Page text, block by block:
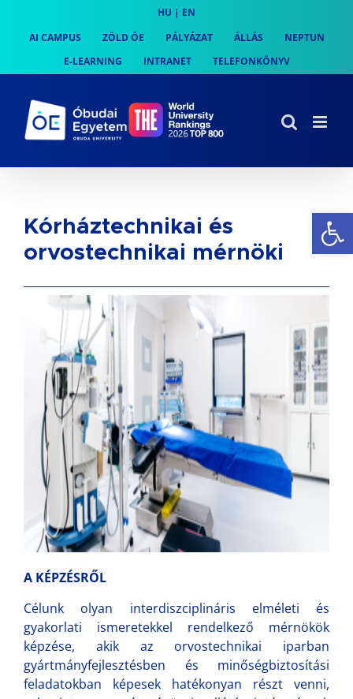
content
HU | EN
AI CAMPUS
ZÖLD ÓE PÁLYÁZAT ÁLLÁS
NEPTUN
E-LEARNING
INTRANET TELEFONKÖNYV
Kórháztechnikai és
orvostechnikai mérnöki
A KÉPZÉSRŐL
Célunk olyan interdiszciplináris elméleti és
gyakorlati ismeretekkel rendelkező mérnökök
képzése, akik az orvostechnikai iparban
gyártmányfejlesztésben és minőségbiztosítási
feladatokban képesek hatékonyan részt venni,